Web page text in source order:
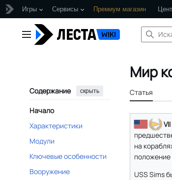
Игры Сервисы Премиум магазин
содержанию
Главное меню
Содержание скрыть
Начало
Характеристики
Модули
Ключевые особенности
Вооружение
Мир
Статья
на
положение
USS Sims